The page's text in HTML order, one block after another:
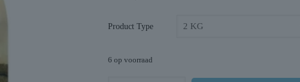
Product Type
6 op voorraad